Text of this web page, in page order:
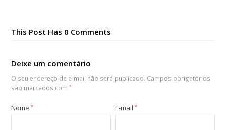
This Post Has 0 Comments
Deixe um comentário
O seu endereço de e-mail não será publicado. Campos obrigatórios
são marcados com*
Nome* E-mail*